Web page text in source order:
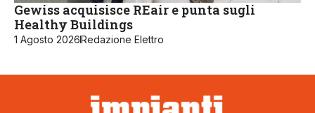
Gewiss acquisisce REair e punta sugli
Healthy Buildings
1 Agosto 2026Redazione Elettro